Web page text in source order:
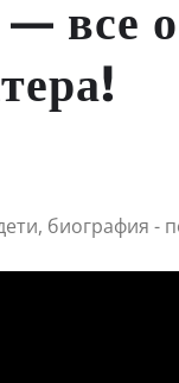
— все